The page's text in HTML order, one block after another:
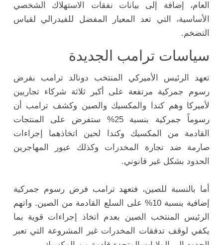
العام، إضافة إلى بيانات نفقات الاستهلاك الشخصي
الأساسية، التي تعد المعيار المفضل للفيدرالي لقياس
التضخم.
سياسات ترامب الجديدة
تعهد الرئيس الأميركي المنتخب دونالد ترامب بفرض
رسوم جمركية مرتفعة على أكبر ثلاثة شركاء تجاريين
لأميركا وهم كندا والمكسيك والصين وكشف ترامب أن
رسوماً جمركية بنسبة 25% ستفرض على المنتجات
القادمة من المكسيك وكندا لحين اتخاذهما إجراءات
صارمة ضد تجارة المخدرات وكذلك عبور المهاجرين
الحدود بشكل غير قانوني.
أما بالنسبة للصين، فتعهد ترامب فرض رسوم جمركية
إضافية بنسبة 10% على السلع القادمة من الصين. واتهم
الرئيس المنتخب الصين بعدم اتخاذ إجراءات قوية بما
يكفي لوقف تدفقات المخدرات غير المشروعة التي تعبر